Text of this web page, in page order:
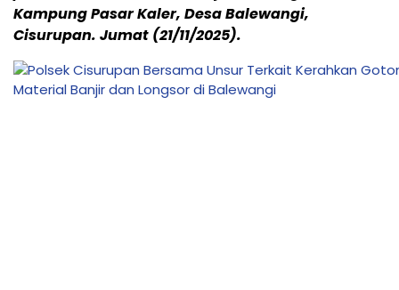
Kampung Pasar Kaler, Desa Balewangi,
Cisurupan. Jumat (21/11/2025).